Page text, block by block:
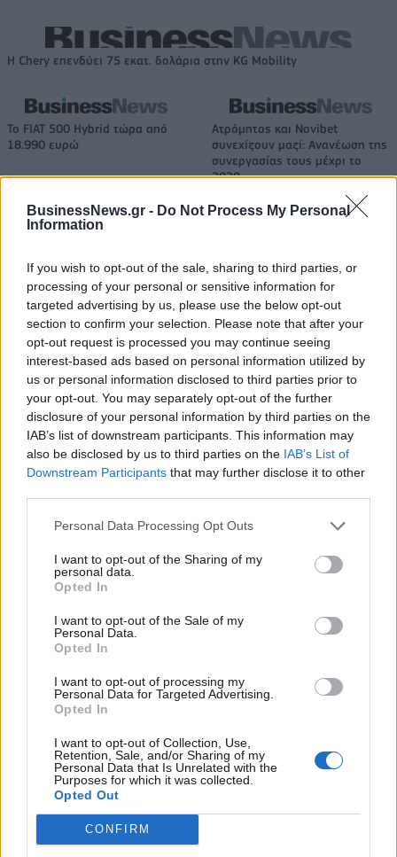
BusinessNews.gr - Do Not Process My Personal
Information
If you wish to opt-out of the sale, sharing to third parties, or
processing of your personal or sensitive information for
targeted advertising by us, please use the below opt-out
section to confirm your selection. Please note that after your
opt-out request is processed you may continue seeing
interest-based ads based on personal information utilized by
us or personal information disclosed to third parties prior to
your opt-out. You may separately opt-out of the further
disclosure of your personal information by third parties on the
IAB’s list of downstream participants. This information may
also be disclosed by us to third parties on the IAB’s List of
Downstream Participants that may further disclose it to other
Personal Data Processing Opt Outs
I want to opt-out of the Sharing of my
personal data.
Opted In
I want to opt-out of the Sale of my
Personal Data.
Opted In
I want to opt-out of processing my
Personal Data for Targeted Advertising.
Opted In
I want to opt-out of Collection, Use,
Retention, Sale, and/or Sharing of my
Personal Data that Is Unrelated with the
Purposes for which it was collected.
Opted Out
CONFIRM
Η Chery επενδύει 75 εκατ. δολάρια στην KG Mobility
Το FIAT 500 Hybrid τώρα από
18.990 ευρώ
Ατρόμητος και Novibet
συνεχίζουν μαζί: Ανανέωση της
συνεργασίας τους μέχρι το
2028
FTSE4Good
Alpha Bank: Για πρώτη φορά το Αρχαίο Θέατρο Επιδαύρου άνοιξε τις
πύλες του σε όλους
ΠΕΡΙΣΣΌΤΕΡΑ ΣΕ ΑΥΤΉ ΤΗΝ ΚΑΤΗΓΟΡΊΑ
Συνεργασία Pharmathen
με Impact
ΙΒΜ & Cosmos Business
04/07/2014 - 03:00